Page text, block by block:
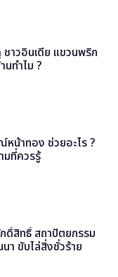
าวอินเดีย แขวนพริก
นทำไม ?
น้าทอง ช่วยอะไร ?
มที่ควรรู้
ดิ์สิทธิ์ สถาปัตยกรรม
า ขับไล่สิ่งชั่วร้าย